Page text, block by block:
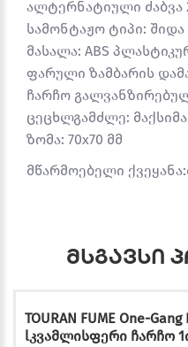
ალტერნატიული ძაბვა
სამონტაჟო ტიპი: შიდა
მასალა: ABS
ფარული ზამბარის
ჩარჩო
ცეცხლგამძლე:
ზომა: 70x70 მმ
მწარმოებელი
მსგავსი
TOURAN FUME One-Gang
lკვამლისფერი ჩარჩო